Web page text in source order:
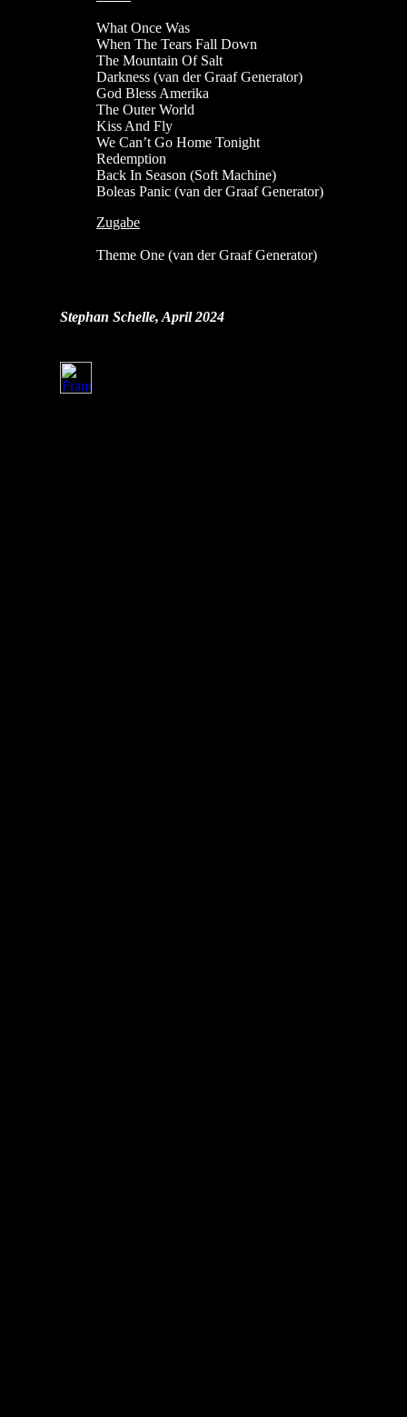
What Once Was
When The Tears Fall Down
The Mountain Of Salt
Darkness (van der Graaf Generator)
God Bless Amerika
The Outer World
Kiss And Fly
We Can’t Go Home Tonight
Redemption
Back In Season (Soft Machine)
Boleas Panic (van der Graaf Generator)
Zugabe
Theme One (van der Graaf Generator)
Stephan Schelle, April 2024